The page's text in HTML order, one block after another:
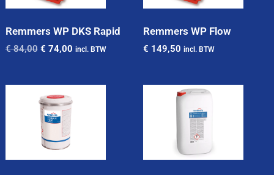
Remmers WP DKS Rapid
€84,00 € 74,00 incl. BTW
Remmers WP Flow
€ 149,50 incl. BTW